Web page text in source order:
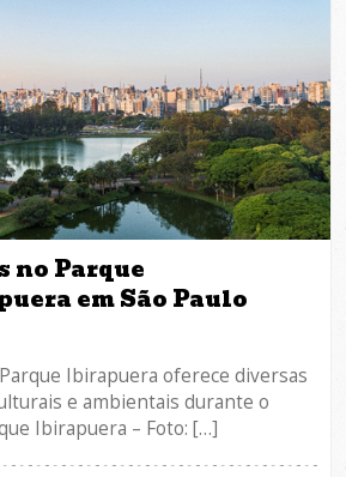
no Parque
em São Paulo
Ibirapuera oferece diversas
e ambientais durante o
Ibirapuera – Foto: […]